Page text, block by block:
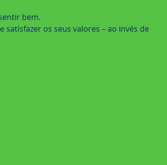
bem.
os seus valores – ao invés de